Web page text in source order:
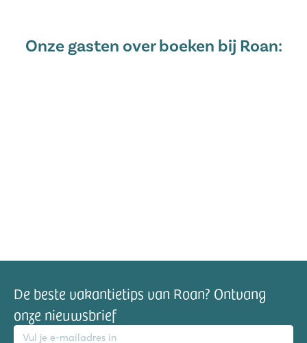
Onze gasten over boeken bij Roan:
De beste vakantietips van Roan? Ontvang
onze nieuwsbrief